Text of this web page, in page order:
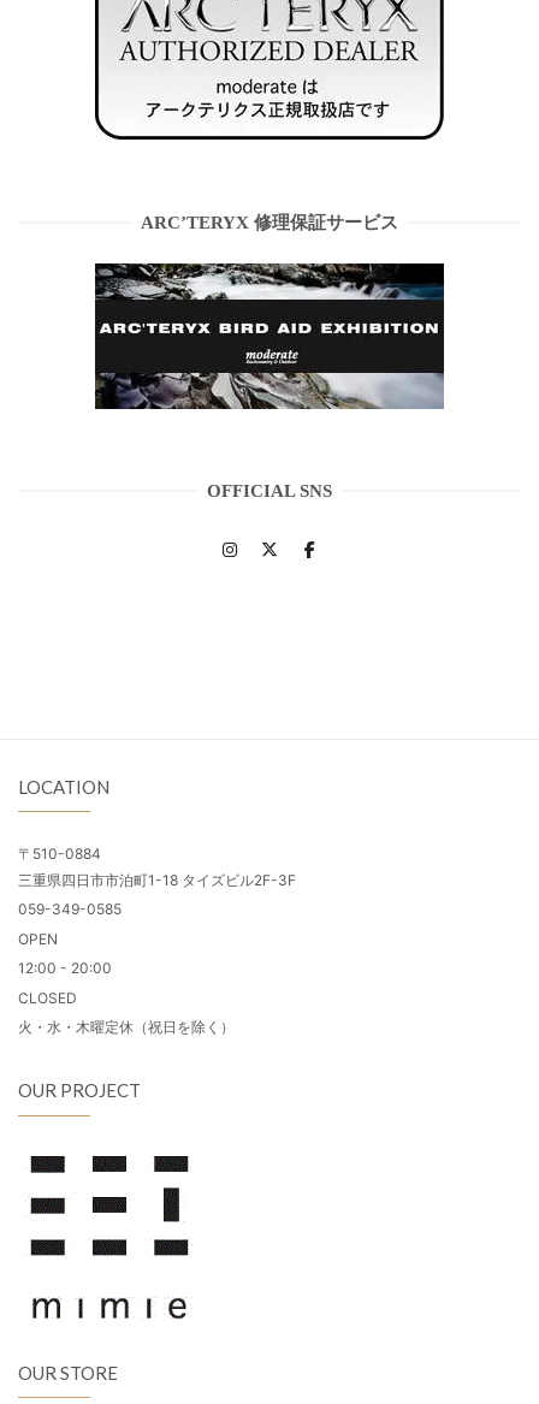
ARC’TERYX 修理保証サービス
OFFICIAL SNS
LOCATION
〒510-0884
三重県四日市市泊町1-18 タイズビル2F-3F
059-349-0585
OPEN
12:00 - 20:00
CLOSED
火・水・木曜定休（祝日を除く）
OUR PROJECT
OUR STORE